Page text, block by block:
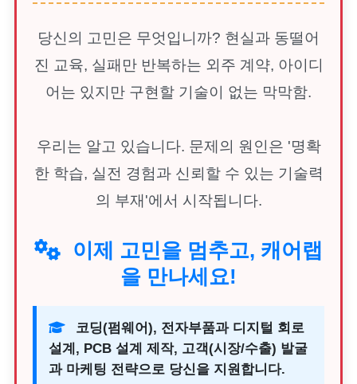
당신의 고민은 무엇입니까? 현실과 동떨어
진 교육, 실패만 반복하는 외주 계약, 아이디
어는 있지만 구현할 기술이 없는 막막함.
우리는 알고 있습니다. 문제의 원인은 '명확
한 학습, 실전 경험과 신뢰할 수 있는 기술력
의 부재'에서 시작됩니다.
이제 고민을 멈추고, 캐어랩
을 만나세요!
코딩(펌웨어), 전자부품과 디지털 회로
설계, PCB 설계 제작, 고객(시장/수출) 발굴
과 마케팅 전략으로 당신을 지원합니다.